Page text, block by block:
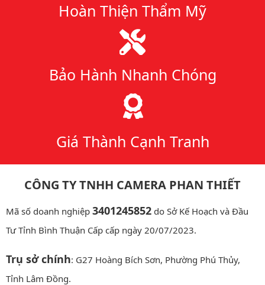
Hoàn Thiện Thẩm Mỹ
Bảo Hành Nhanh Chóng
Giá Thành Cạnh Tranh
CÔNG TY TNHH CAMERA PHAN THIẾT
Mã số doanh nghiệp 3401245852 do Sở Kế Hoạch và Đầu
Tư Tỉnh Bình Thuận Cấp cấp ngày 20/07/2023.
Trụ sở chính: G27 Hoàng Bích Sơn, Phường Phú Thủy,
Tỉnh Lâm Đồng.